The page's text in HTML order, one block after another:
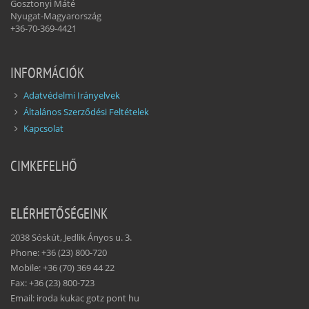
Gosztonyi Máté
Nyugat-Magyarország
+36-70-369-4421
INFORMÁCIÓK
Adatvédelmi Irányelvek
Általános Szerződési Feltételek
Kapcsolat
CIMKEFELHŐ
ELÉRHETŐSÉGEINK
2038 Sóskút, Jedlik Ányos u. 3.
Phone: +36 (23) 800-720
Mobile: +36 (70) 369 44 22
Fax: +36 (23) 800-723
Email: iroda kukac gotz pont hu